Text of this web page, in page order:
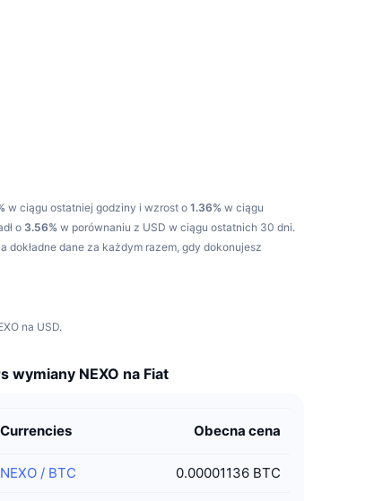
w ciągu ostatniej godziny i wzrost o 1.36% w ciągu
o 3.56% w porównaniu z USD w ciągu ostatnich 30 dni.
dane za każdym razem, gdy dokonujesz
na USD.
wymiany NEXO na Fiat
Currencies Obecna cena
NEXO/ BTC 0.00001136 BTC